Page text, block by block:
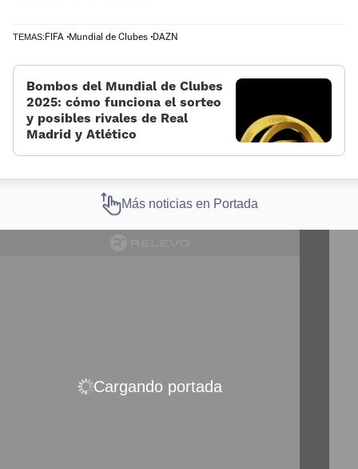
TEMAS: FIFA Mundial de Clubes DAZN
Bombos del Mundial de Clubes
2025: cómo funciona el sorteo
y posibles rivales de Real
Madrid y Atlético
Más noticias en Portada
Cargando portada